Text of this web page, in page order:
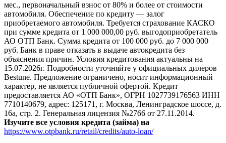
мес., первоначальный взнос от 80% и более от стоимости
автомобиля. Обеспечение по кредиту — залог
приобретаемого автомобиля. Требуется страхование КАСКО
при сумме кредита от 1 000 000,00 руб. выгодоприобретатель
АО ОТП Банк. Сумма кредита от 100 000 руб. до 7 000 000
руб. Банк в праве отказать в выдаче автокредита без
объяснения причин. Условия кредитования актуальны на
15.07.2026г. Подробности уточняйте у официальных дилеров
Bestune. Предложение ограничено, носит информационный
характер, не является публичной офертой. Кредит
предоставляется АО «ОТП Банк», ОГРН 1027739176563 ИНН
7710140679, адрес: 125171, г. Москва, Ленинградское шоссе, д.
16а, стр. 2. Генеральная лицензия №2766 от 27.11.2014.
Изучите все условия кредита (займа) на
https://www.otpbank.ru/retail/credits/auto-loan/